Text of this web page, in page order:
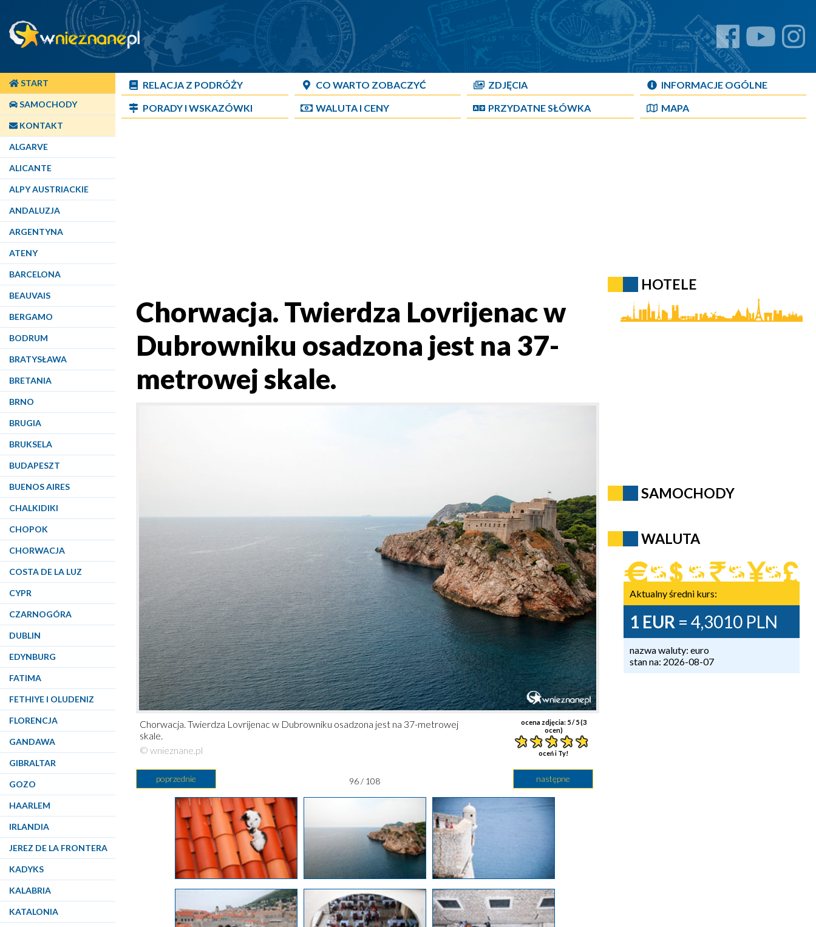
START
SAMOCHODY
KONTAKT
ALGARVE
ALICANTE
ALPY AUSTRIACKIE
ANDALUZJA
ARGENTYNA
ATENY
BARCELONA
BEAUVAIS
BERGAMO
BODRUM
BRATYSŁAWA
BRETANIA
BRNO
BRUGIA
BRUKSELA
BUDAPESZT
BUENOS AIRES
CHALKIDIKI
CHOPOK
CHORWACJA
COSTA DE LA LUZ
CYPR
CZARNOGÓRA
DUBLIN
EDYNBURG
FATIMA
FETHIYE I OLUDENIZ
FLORENCJA
GANDAWA
GIBRALTAR
GOZO
HAARLEM
IRLANDIA
JEREZ DE LA FRONTERA
KADYKS
KALABRIA
KATALONIA
RELACJA Z PODRÓŻY CO WARTO ZOBACZYĆ ZDJĘCIA
INFORMACJE OGÓLNE
PORADY I WSKAZÓWKI
WALUTA I CENY PRZYDATNE SŁÓWKA MAPA
Chorwacja. Twierdza Lovrijenac w
Dubrowniku osadzona jest na 37-
metrowej skale.
ocena zdjęcia: 5/ 5 (3
ocen)
oceń i Ty!
Chorwacja. Twierdza Lovrijenac w Dubrowniku osadzona jest na 37-metrowej
skale.
© wnieznane.pl
poprzednie następne
96 / 108
HOTELE
SAMOCHODY
WALUTA
Aktualny średni kurs:
1 EUR = 4,3010 PLN
nazwa waluty: euro
stan na: 2026-08-07